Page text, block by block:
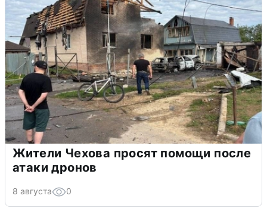
Жители Чехова просят помощи после
атаки дронов
8 августа 0